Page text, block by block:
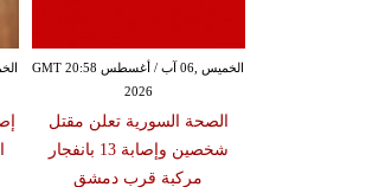
الخميس ,06 آب / أغسطس GMT 20:58
2026
الصحة السورية تعلن مقتل
شخصين وإصابة 13 بانفجار
مركبة قرب دمشق